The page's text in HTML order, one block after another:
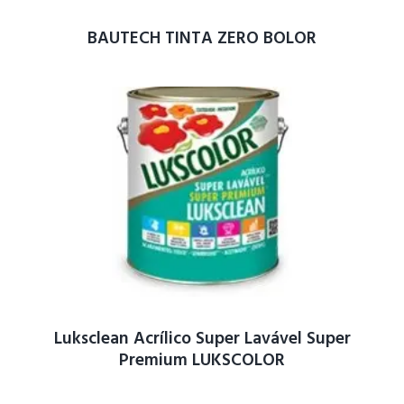
BAUTECH TINTA ZERO BOLOR
Luksclean Acrílico Super Lavável Super
Premium LUKSCOLOR